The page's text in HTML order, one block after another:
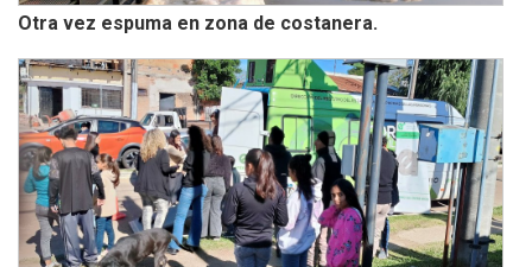
Otra vez espuma en zona de costanera.